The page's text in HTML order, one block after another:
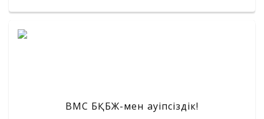
BMC БҚБЖ-мен қауіпсіздік!